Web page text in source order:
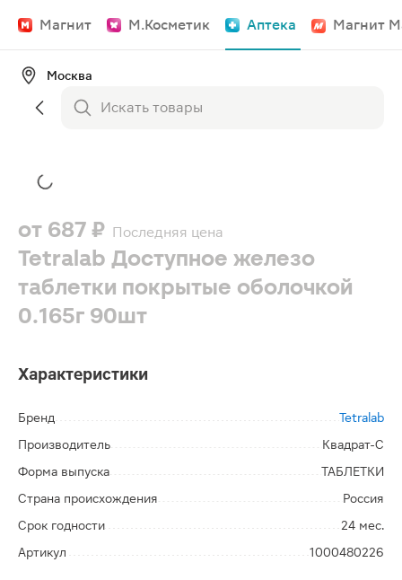
Магнит М.Косметик Аптека Магнит
Москва
от 687 ₽ Последняя цена
Tetralab Доступное железо
таблетки покрытые оболочкой
0.165г 90шт
Характеристики
Бренд
Tetralab
Производитель
Квадрат-С
Форма выпуска
ТАБЛЕТКИ
Страна происхождения
Россия
Срок годности
24 мес.
Артикул
1000480226